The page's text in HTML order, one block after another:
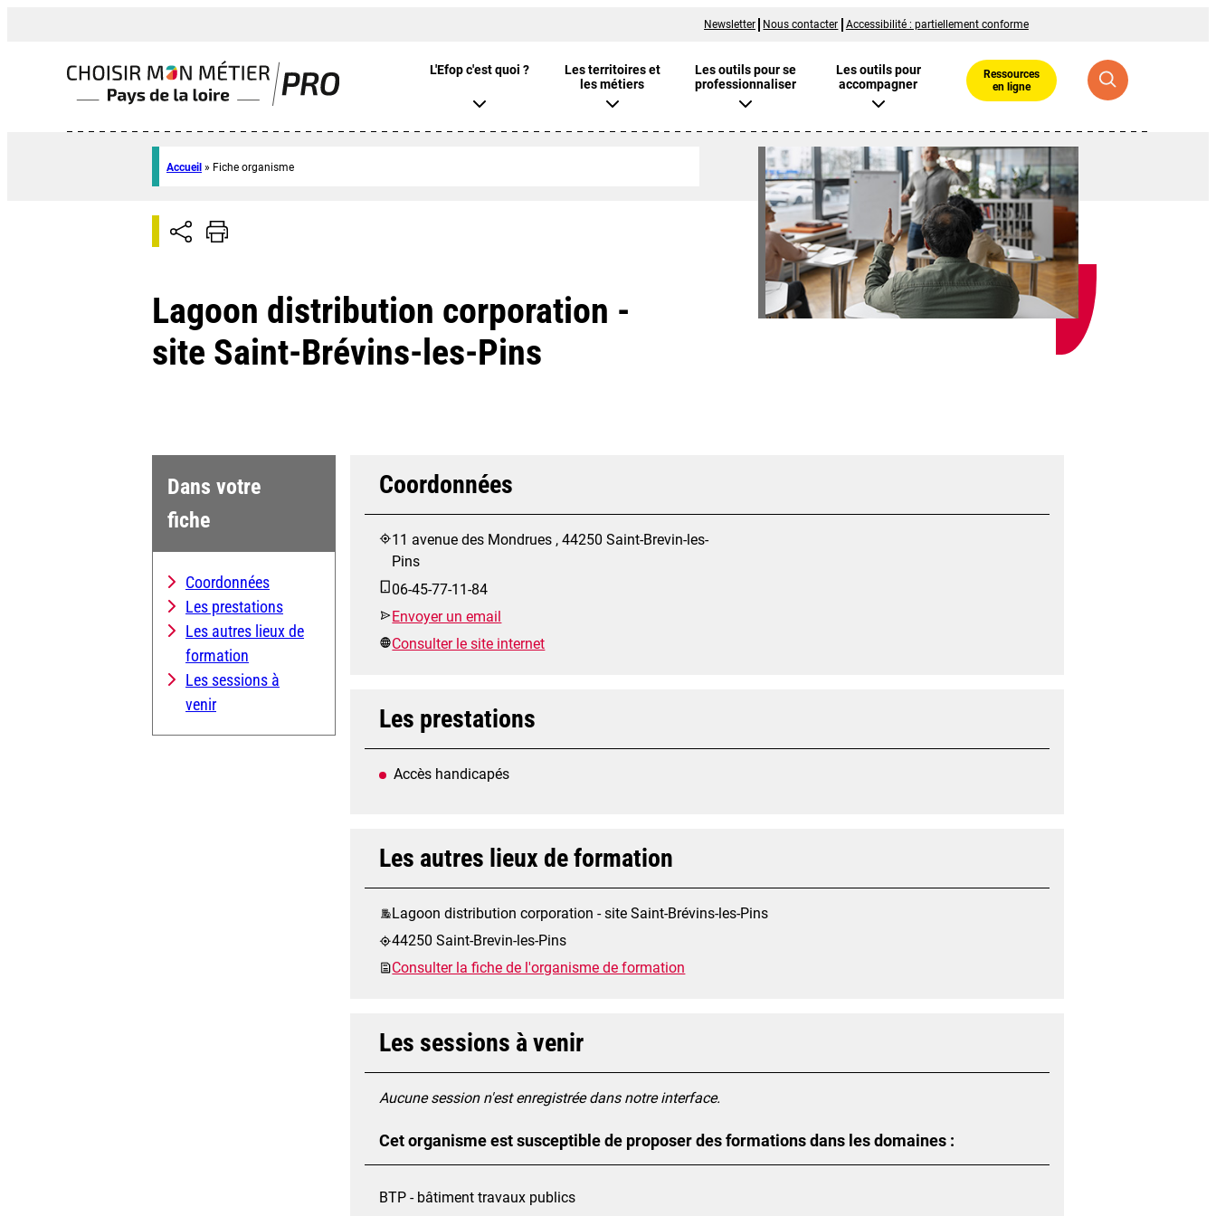
Newsletter Nous contacter Accessibilité : partiellement conforme
L'Efop c'est quoi ?
Les territoires et
les métiers
Les outils pour se
professionnaliser
Les outils pour
accompagner
Ressources
en ligne
Accueil » Fiche organisme
Lagoon distribution corporation -
site Saint-Brévins-les-Pins
Dans votre
fiche
Coordonnées
Les prestations
Les autres lieux de
formation
Les sessions à
venir
Coordonnées
11 avenue des Mondrues , 44250 Saint-Brevin-les-
Pins
06-45-77-11-84
Envoyer un email
Consulter le site internet
Les prestations
Accès handicapés
Les autres lieux de formation
Lagoon distribution corporation - site Saint-Brévins-les-Pins
44250 Saint-Brevin-les-Pins
Consulter la fiche de l'organisme de formation
Les sessions à venir
Aucune session n'est enregistrée dans notre interface.
Cet organisme est susceptible de proposer des formations dans les domaines :
BTP - bâtiment travaux publics